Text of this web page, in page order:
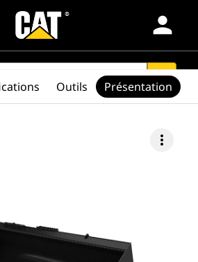
person
search
more_vert
Outils Présentation